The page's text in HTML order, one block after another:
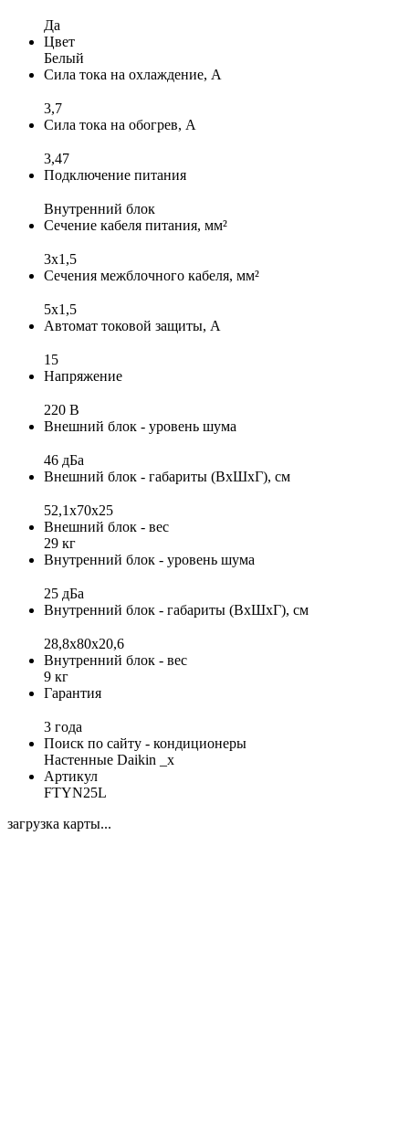
Да
Цвет
Белый
Сила тока на охлаждение, А
3,7
Сила тока на обогрев, А
3,47
Подключение питания
Внутренний блок
Сечение кабеля питания, мм²
3x1,5
Сечения межблочного кабеля, мм²
5x1,5
Автомат токовой защиты, А
15
Напряжение
220 В
Внешний блок - уровень шума
46 дБа
Внешний блок - габариты (ВхШхГ), см
52,1x70x25
Внешний блок - вес
29 кг
Внутренний блок - уровень шума
25 дБа
Внутренний блок - габариты (ВхШхГ), см
28,8x80x20,6
Внутренний блок - вес
9 кг
Гарантия
3 года
Поиск по сайту - кондиционеры
Настенные Daikin _x
Артикул
FTYN25L
загрузка карты...